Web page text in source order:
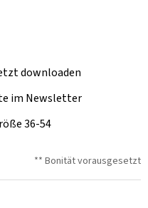
downloaden
im Newsletter
36-54
** Bonität vorausgesetzt